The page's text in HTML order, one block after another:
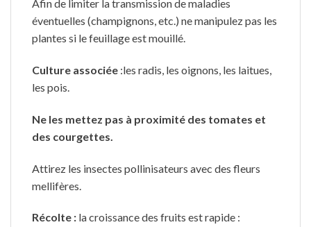
Afin de limiter la transmission de maladies
éventuelles (champignons, etc.) ne manipulez pas les
plantes si le feuillage est mouillé.
Culture associée :les radis, les oignons, les laitues,
les pois.
Ne les mettez pas à proximité des tomates et
des courgettes.
Attirez les insectes pollinisateurs avec des fleurs
mellifères.
Récolte : la croissance des fruits est rapide :